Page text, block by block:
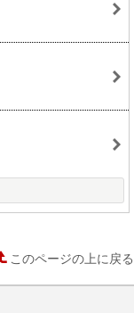
このページの上に戻る